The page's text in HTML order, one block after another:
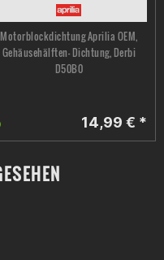
Motorblockdichtung Aprilia OEM,
Gehäusehälften- Dichtung, Derbi
D50B0
14,99 € *